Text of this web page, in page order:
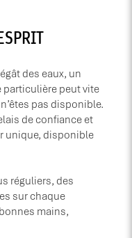
des eaux, un
particulière peut vite
pas disponible.
de confiance et
unique, disponible
réguliers, des
sur chaque
mains,